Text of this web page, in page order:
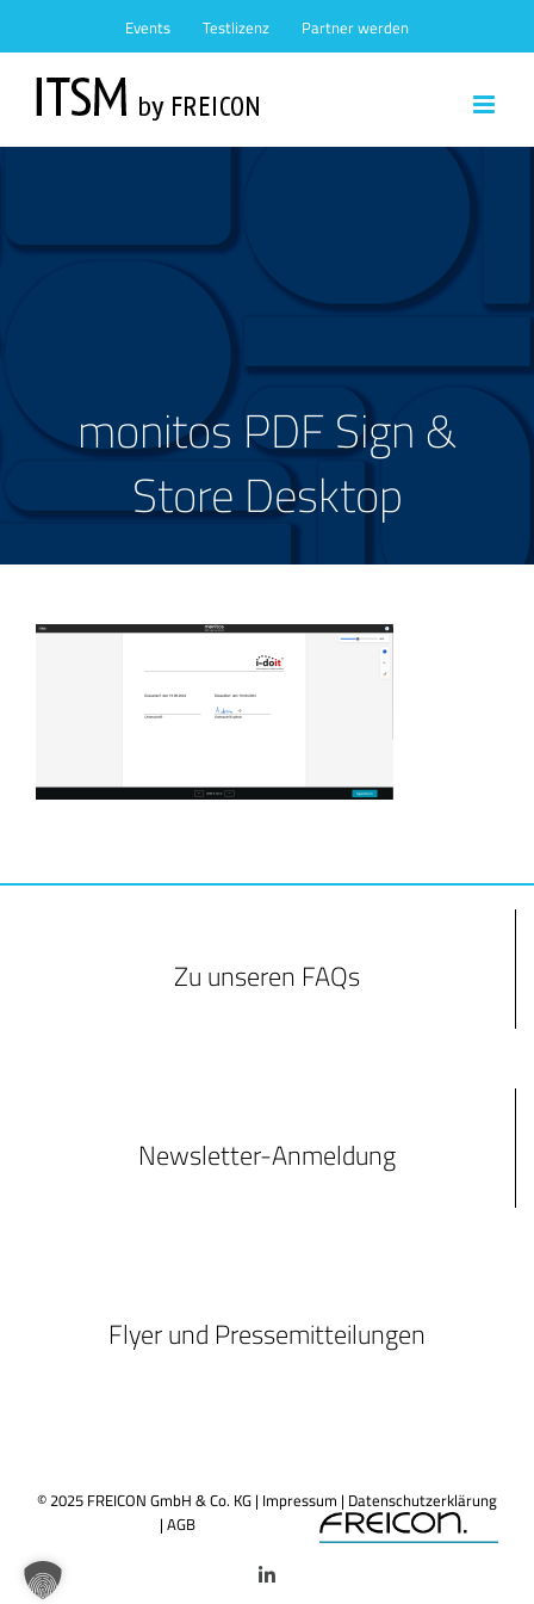
Inhalt
springen
Events Testlizenz Partner werden
monitos PDF Sign &
Store Desktop
Zu unseren FAQs
Newsletter-Anmeldung
Flyer und Pressemitteilungen
© 2025 FREICON GmbH & Co. KG | Impressum | Datenschutzerklärung
|AGB
LinkedIn